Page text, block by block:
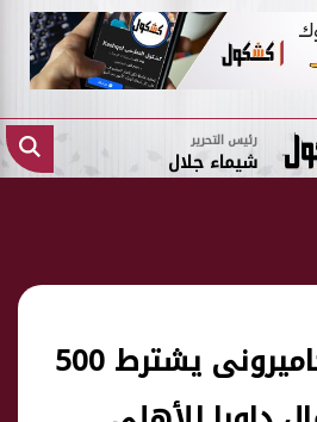
رئيس التحرير
شيماء جلال
جازيل جاروا الكاميرونى يشترط 500